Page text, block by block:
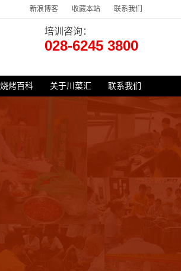
新浪博客 收藏本站 联系我们
培训咨询：
028-6245 3800
烧烤百科 关于川菜汇 联系我们